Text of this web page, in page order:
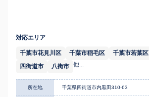
対応エリア
千葉市花見川区 千葉市稲毛区 千葉市若葉区
四街道市
八街市 他...
所在地 千葉県四街道市内黒田310-63